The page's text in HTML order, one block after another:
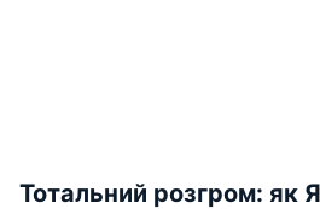
Тотальний розгром: як